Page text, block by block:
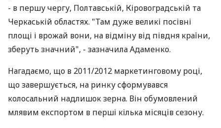
- в першу чергу, Полтавській, Кіровоградській та
Черкаській областях. "Там дуже великі посівні
площі і врожай вони, на відміну від півдня країни,
зберуть значний", - зазначила Адаменко.
Нагадаємо, що в 2011/2012 маркетинговому році,
що завершується, на ринку сформувався
колосальний надлишок зерна. Він обумовлений
млявим експортом в перші кілька місяців сезону.